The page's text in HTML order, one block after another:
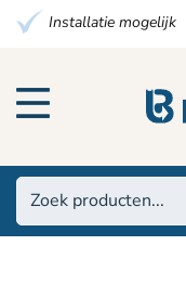
Installatie mogelijk